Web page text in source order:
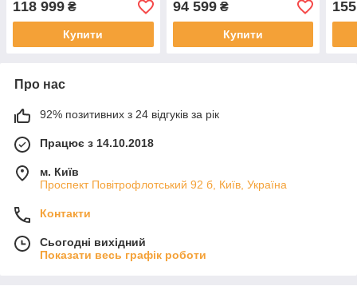
118 999 ₴
Купити
94 599₴
Купити
Про нас
92% позитивних з 24 відгуків за рік
Працює з 14.10.2018
м. Київ
Проспект Повітрофлотський 92 б, Київ, Україна
Контакти
Сьогодні вихідний
Показати весь графік роботи